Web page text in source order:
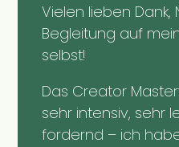
Vielen lieben Dank,
Begleitung auf
selbst!
Das Creator
sehr intensiv, sehr
fordernd – ich